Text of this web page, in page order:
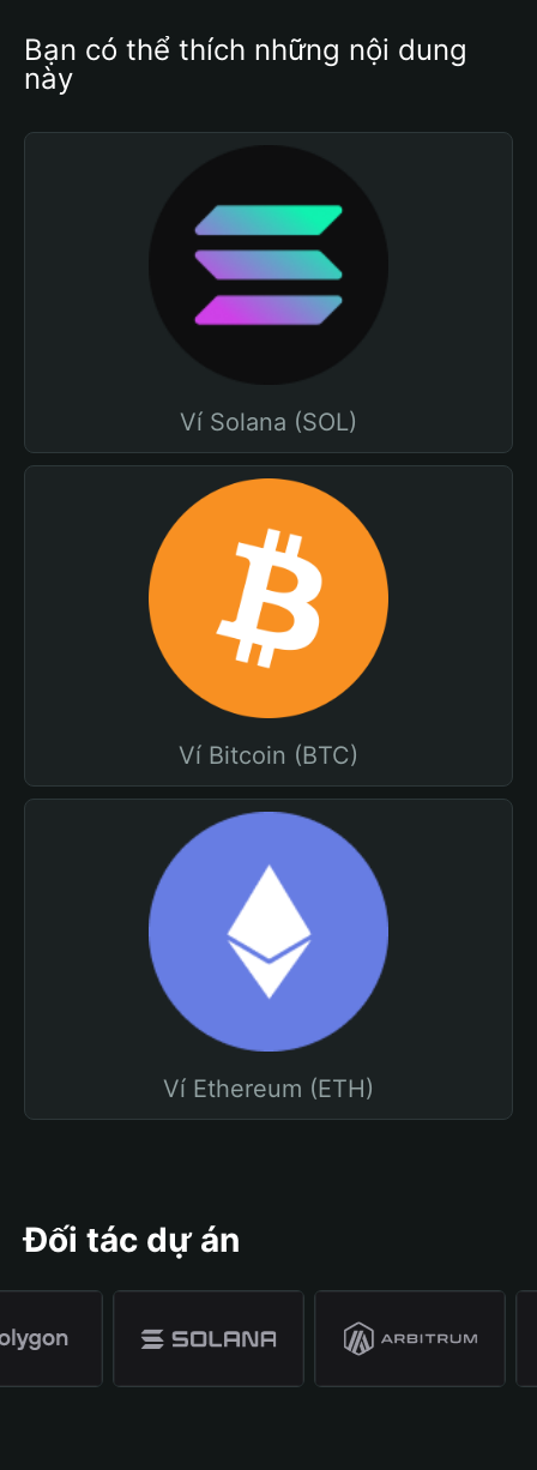
Bạn có thể thích những nội dung
này
Ví Solana (SOL)
Ví Bitcoin (BTC)
Ví Ethereum (ETH)
Đối tác dự án